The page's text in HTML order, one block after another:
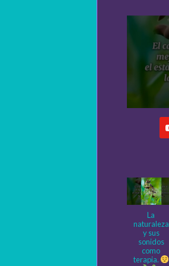
La
naturaleza
y sus
sonidos
como
terapia.